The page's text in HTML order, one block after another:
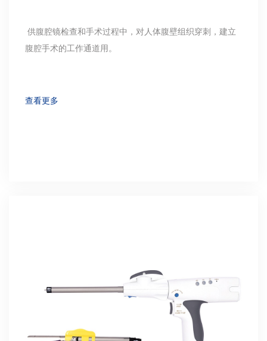
供腹腔镜检查和手术过程中，对人体腹壁组织穿刺，建立
腹腔手术的工作通道用。
查看更多